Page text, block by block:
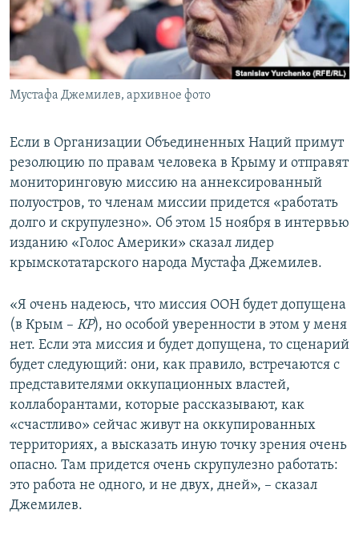
ПОБЕДИТЕЛЕЙ НЕ СУДЯТ?
КРЫМ.НЕПОКОРЕННЫЙ
ELIFBE
УКРАИНСКАЯ ПРОБЛЕМА КРЫМА
ПРИСОЕДИНЯЙТЕСЬ!
Мустафа Джемилев, архивное фото
Если в Организации Объединенных Наций примут
резолюцию по правам человека в Крыму и отправят
мониторинговую миссию на аннексированный
полуостров, то членам миссии придется «работать
долго и скрупулезно». Об этом 15 ноября в интервью
изданию «Голос Америки» сказал лидер
крымскотатарского народа Мустафа Джемилев.
«Я очень надеюсь, что миссия ООН будет допущена
(в Крым – КР), но особой уверенности в этом у меня
нет. Если эта миссия и будет допущена, то сценарий
будет следующий: они, как правило, встречаются с
представителями оккупационных властей,
коллаборантами, которые рассказывают, как
«счастливо» сейчас живут на оккупированных
территориях, а высказать иную точку зрения очень
опасно. Там придется очень скрупулезно работать:
это работа не одного, и не двух, дней», – сказал
Джемилев.